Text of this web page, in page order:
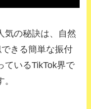
気の秘訣は、自然
きる簡単な振付
ているTikTok界で